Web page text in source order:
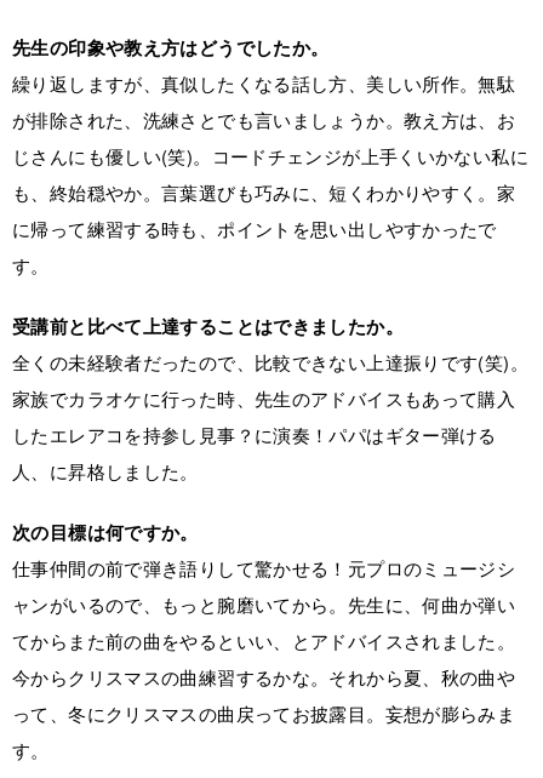
先生の印象や教え方はどうでしたか。
繰り返しますが、真似したくなる話し方、美しい所作。無駄
が排除された、洗練さとでも言いましょうか。教え方は、お
じさんにも優しい(笑)。コードチェンジが上手くいかない私に
も、終始穏やか。言葉選びも巧みに、短くわかりやすく。家
に帰って練習する時も、ポイントを思い出しやすかったで
す。
受講前と比べて上達することはできましたか。
全くの未経験者だったので、比較できない上達振りです(笑)。
家族でカラオケに行った時、先生のアドバイスもあって購入
したエレアコを持参し見事？に演奏！パパはギター弾ける
人、に昇格しました。
次の目標は何ですか。
仕事仲間の前で弾き語りして驚かせる！元プロのミュージシ
ャンがいるので、もっと腕磨いてから。先生に、何曲か弾い
てからまた前の曲をやるといい、とアドバイスされました。
今からクリスマスの曲練習するかな。それから夏、秋の曲や
って、冬にクリスマスの曲戻ってお披露目。妄想が膨らみま
す。